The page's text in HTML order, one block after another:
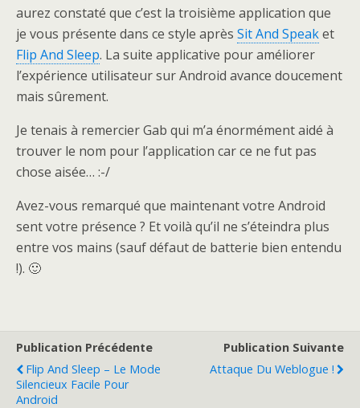
aurez constaté que c’est la troisième application que
je vous présente dans ce style après Sit And Speaket
Flip And Sleep. La suite applicative pour améliorer
l’expérience utilisateur sur Android avance doucement
mais sûrement.
Je tenais à remercier Gab qui m’a énormément aidé à
trouver le nom pour l’application car ce ne fut pas
chose aisée… :-/
Avez-vous remarqué que maintenant votre Android
sent votre présence ? Et voilà qu’il ne s’éteindra plus
entre vos mains (sauf défaut de batterie bien entendu
!). 🙂
Publication Précédente
Flip And Sleep – Le Mode
Silencieux Facile Pour
Android
Publication Suivante
Attaque Du Weblogue !